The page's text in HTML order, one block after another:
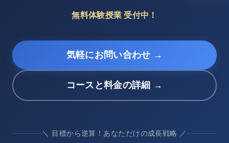
無料体験授業 受付中！
気軽にお問い合わせ →
コースと料金の詳細 →
＼ 目標から逆算！あなただけの成長戦略 ／